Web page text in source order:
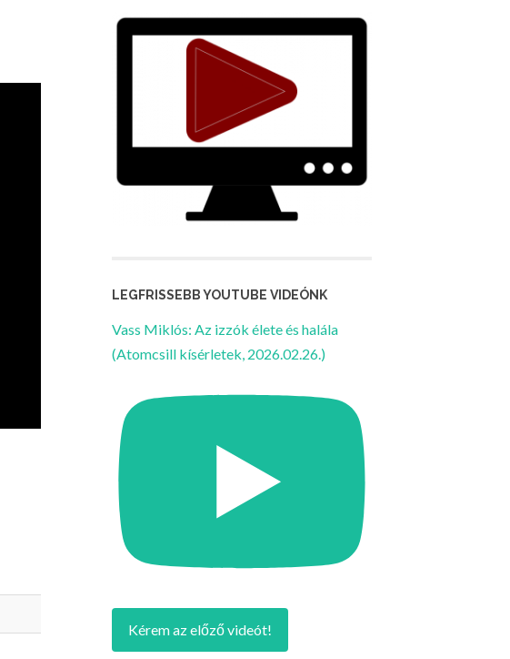
LEGFRISSEBB YOUTUBE VIDEÓNK
Vass Miklós: Az izzók élete és halála
(Atomcsill kísérletek, 2026.02.26.)
Kérem az előző videót!